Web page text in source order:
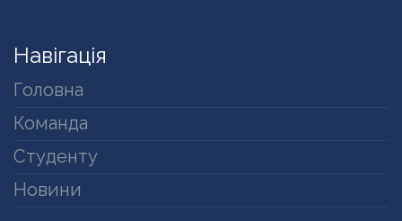
Навігація
Головна
Команда
Студенту
Новини